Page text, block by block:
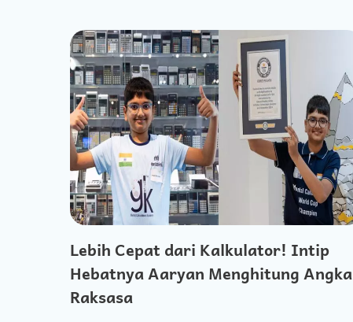
Lebih Cepat dari Kalkulator! Intip
Hebatnya Aaryan Menghitung Angka
Raksasa